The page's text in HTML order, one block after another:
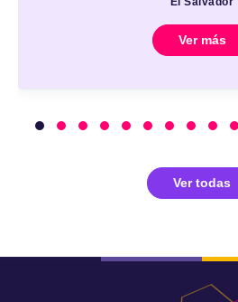
Ver más
Ver todas